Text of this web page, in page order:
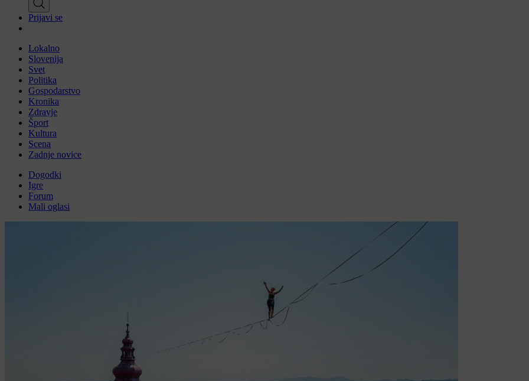
Prijavi se
Lokalno
Slovenija
Svet
Politika
Gospodarstvo
Kronika
Zdravje
Šport
Kultura
Scena
Zadnje novice
Dogodki
Igre
Forum
Mali oglasi